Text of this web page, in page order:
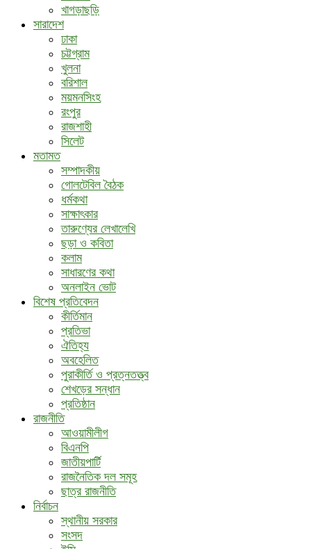
খাগড়াছড়ি
সারাদেশ
ঢাকা
চট্টগ্রাম
খুলনা
বরিশাল
ময়মনসিংহ
রংপুর
রাজশাহী
সিলেট
মতামত
সম্পাদকীয়
গোলটেবিল বৈঠক
ধর্মকথা
সাক্ষাৎকার
তারুণ্যের লেখালেখি
ছড়া ও কবিতা
কলাম
সাধারণের কথা
অনলাইন ভোট
বিশেষ প্রতিবেদন
কীর্তিমান
প্রতিভা
ঐতিহ্য
অবহেলিত
পুরাকীর্তি ও প্রত্নতত্ত্ব
শেখড়ের সন্ধান
প্রতিষ্ঠান
রাজনীতি
আওয়ামীলীগ
বিএনপি
জাতীয়পার্টি
রাজনৈতিক দল সমূহ
ছাত্র রাজনীতি
নির্বাচন
স্থানীয় সরকার
সংসদ